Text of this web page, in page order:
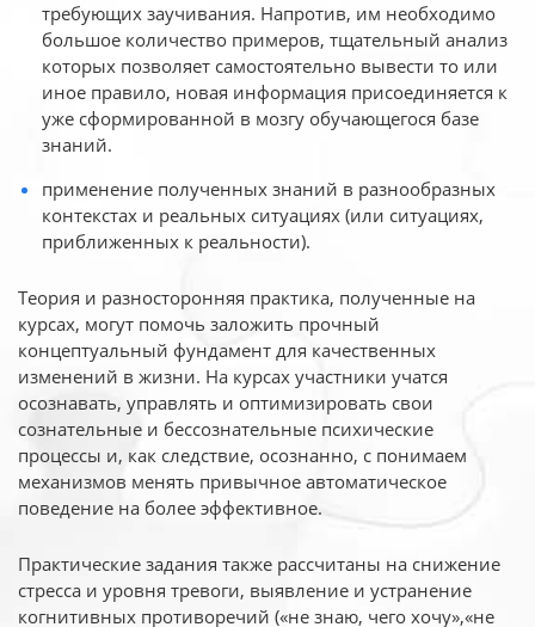
требующих заучивания. Напротив, им необходимо
большое количество примеров, тщательный анализ
которых позволяет самостоятельно вывести то или
иное правило, новая информация присоединяется к
уже сформированной в мозгу обучающегося базе
знаний.
применение полученных знаний в разнообразных
контекстах и реальных ситуациях (или ситуациях,
приближенных к реальности).
Теория и разносторонняя практика, полученные на
курсах, могут помочь заложить прочный
концептуальный фундамент для качественных
изменений в жизни. На курсах участники учатся
осознавать, управлять и оптимизировать свои
сознательные и бессознательные психические
процессы и, как следствие, осознанно, с понимаем
механизмов менять привычное автоматическое
поведение на более эффективное.
Практические задания также рассчитаны на снижение
стресса и уровня тревоги, выявление и устранение
когнитивных противоречий («не знаю, чего хочу»,«не